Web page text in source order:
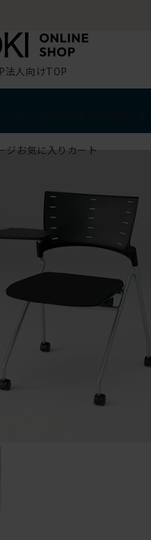
法人向けTOP
ジ お気に入り カート